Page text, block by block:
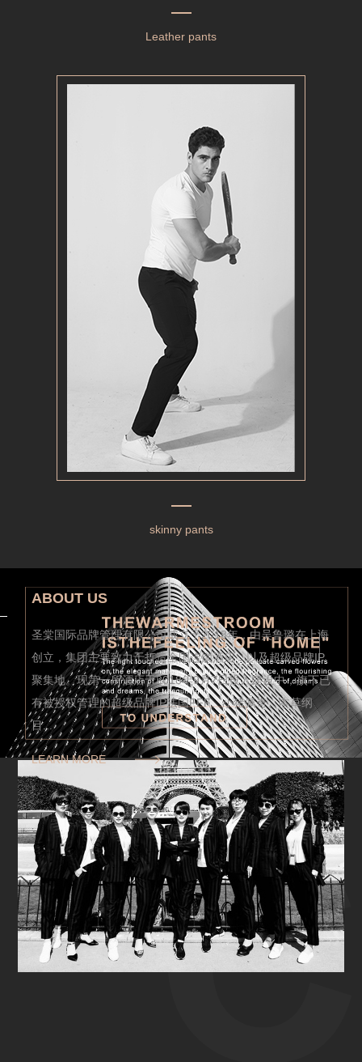
Leather pants
skinny pants
ABOUT US
圣棠国际品牌管理有限公司成立于2018年，由吴鲁璐在上海
创立，集团主要致力于打造全国连锁酒店，以及超级品牌IP
聚集地。现第一所酒店于2018年9月7日投入建设中，旗下已
有被授权管理的超级品牌IP法国FFF、小猪佩奇、本草纲
目...
LEARN MORE